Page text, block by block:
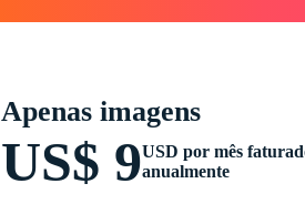
Apenas imagens
US$ 9USD por mês
anualmente